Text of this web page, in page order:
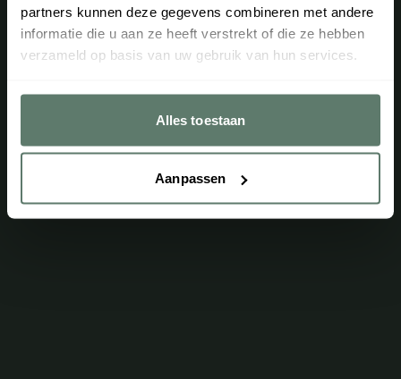
partners kunnen deze gegevens combineren met andere
informatie die u aan ze heeft verstrekt of die ze hebben
verzameld op basis van uw gebruik van hun services.
Alles toestaan
Aanpassen
Helaas kon dit product niet gevonden worden
Terug